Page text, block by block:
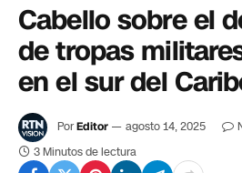
Cabello sobre el
de tropas
en el sur del
PorEditor agosto 14, 2025
3 Minutos de lectura